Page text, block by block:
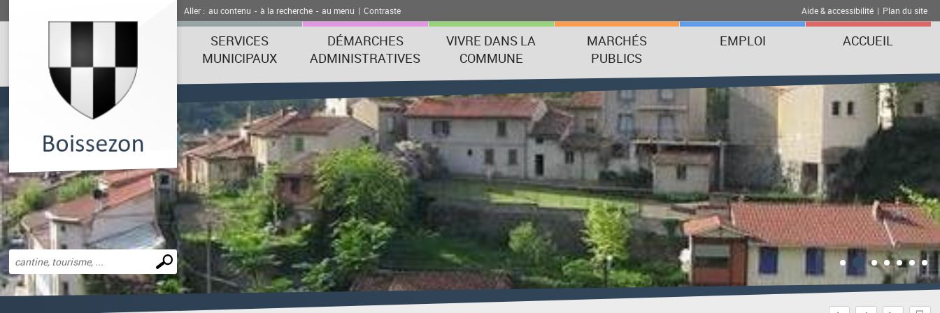
Aller : au contenu - à la recherche - au menu | Contraste Aide & accessibilité | Plan du site
SERVICES
MUNICIPAUX
DÉMARCHES
ADMINISTRATIVES
VIVRE DANS LA
COMMUNE
MARCHÉS
PUBLICS
EMPLOI ACCUEIL
Effectuer
une
recherche